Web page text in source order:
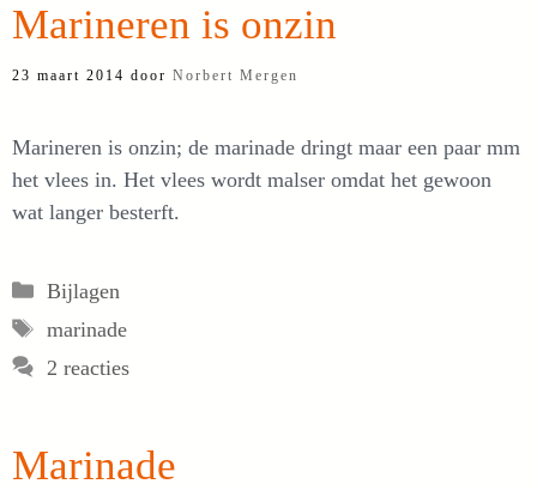
Marineren is onzin
23 maart 2014 door Norbert Mergen
Marineren is onzin; de marinade dringt maar een paar mm
het vlees in. Het vlees wordt malser omdat het gewoon
wat langer besterft.
Categorieën
Bijlagen
Tags
marinade
2 reacties
Marinade